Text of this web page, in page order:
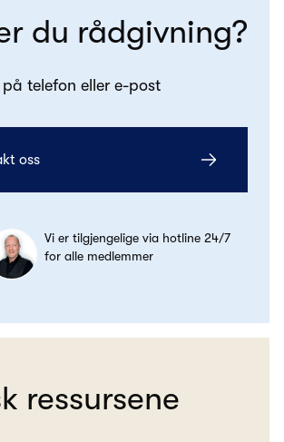
du rådgivning?
på telefon eller e-post
oss
Vi er tilgjengelige via hotline 24/7
for alle medlemmer
ressursene